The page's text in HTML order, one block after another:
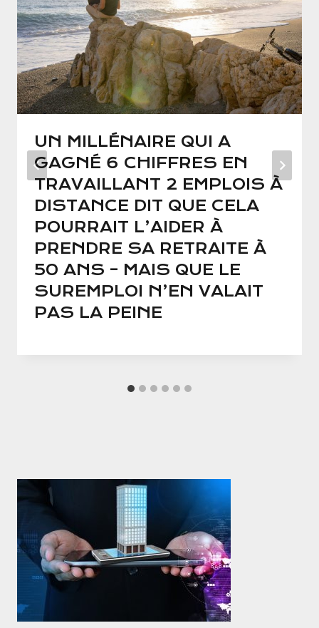
UN MILLÉNAIRE QUI A
GAGNÉ 6 CHIFFRES EN
TRAVAILLANT 2 EMPLOIS À
DISTANCE DIT QUE CELA
POURRAIT L’AIDER À
PRENDRE SA RETRAITE À
50 ANS – MAIS QUE LE
SUREMPLOI N’EN VALAIT
PAS LA PEINE